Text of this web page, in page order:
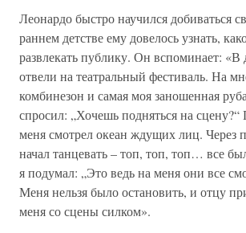
Леонардо быстро научился добиваться
раннем детстве ему довелось узнать,
развлекать публику. Он вспоминает: «В
отвели на театральный фестиваль. На
комбинезон и самая моя заношенная
спросил: „Хочешь подняться на
меня смотрел океан ждущих лиц. Через
начал танцевать – топ, топ, топ… все
я подумал: „Это ведь на меня они все
Меня нельзя было остановить, и отцу
меня со сцены силком».